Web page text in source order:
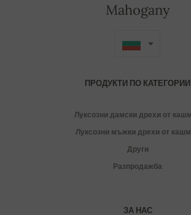
Mahogany
ПРОДУКТИ ПО КАТЕГОРИИ
Луксозни дамски дрехи от
Луксозни мъжки дрехи от
Други
Разпродажба
ЗА НАС